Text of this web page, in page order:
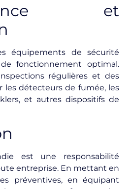
et
équipements de sécurité
fonctionnement optimal.
régulières et des
les détecteurs de fumée, les
et autres dispositifs de
est une responsabilité
entreprise. En mettant en
préventives, en équipant